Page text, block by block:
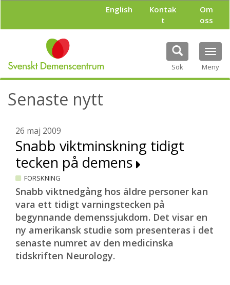
l
English
Kontak
t
Om
oss
Sök Meny
Senaste nytt
26 maj 2009
Snabb viktminskning tidigt
tecken på demens
FORSKNING
Snabb viktnedgång hos äldre personer kan
vara ett tidigt varningstecken på
begynnande demenssjukdom. Det visar en
ny amerikansk studie som presenteras i det
senaste numret av den medicinska
tidskriften Neurology.